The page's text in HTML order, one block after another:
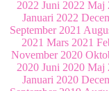
2022 Juni 2022 Maj
Januari 2022
September 2021
2021 Mars 2021
November 2020
2020 Juni 2020 Maj
Januari 2020